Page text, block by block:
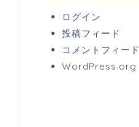
ログイン
投稿フィード
コメントフィード
WordPress.org